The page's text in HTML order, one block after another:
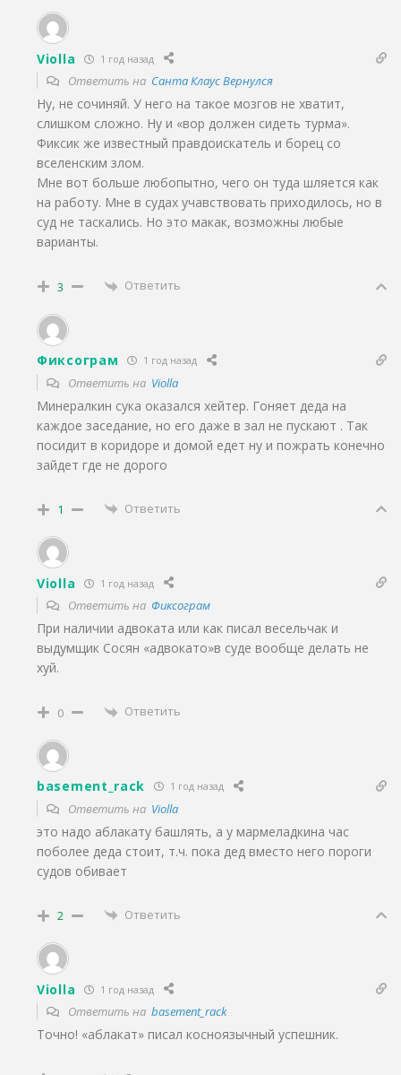
Violla 1 год назад
Ответить на Санта Клаус Вернулся
Ну, не сочиняй. У него на такое мозгов не хватит,
слишком сложно. Ну и «вор должен сидеть турма».
Фиксик же известный правдоискатель и борец со
вселенским злом.
Мне вот больше любопытно, чего он туда шляется как
на работу. Мне в судах учавствовать приходилось, но в
суд не таскались. Но это макак, возможны любые
варианты.
3 Ответить
Фиксограм 1 год назад
Ответить на Violla
Минералкин сука оказался хейтер. Гоняет деда на
каждое заседание, но его даже в зал не пускают . Так
посидит в коридоре и домой едет ну и пожрать конечно
зайдет где не дорого
1 Ответить
Violla 1 год назад
Ответить на Фиксограм
При наличии адвоката или как писал весельчак и
выдумщик Сосян «адвокато»в суде вообще делать не
хуй.
0 Ответить
basement_rack 1 год назад
Ответить на Violla
это надо аблакату башлять, а у мармеладкина час
поболее деда стоит, т.ч. пока дед вместо него пороги
судов обивает
2 Ответить
Violla 1 год назад
Ответить на basement_rack
Точно! «аблакат» писал косноязычный успешник.